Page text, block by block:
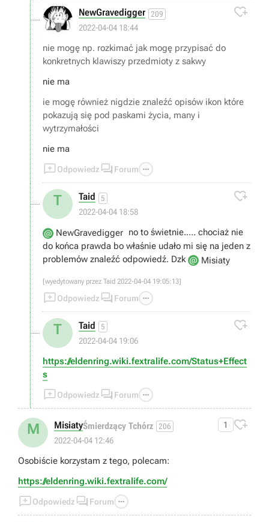
konkretnych klawiszy przedmioty z sakwy... . Nie mogę
również nigdzie znaleźć opisów ikon które pokazują się
pod paskami życia, many i wytrzymałości. Mam tam teraz
jakby ikonę zbroi ze strzałką w górę albo czerwony
kwadracik i nie mam za chol... pojęcia co te ikony
oznaczają i gdzie mogę znaleźć ich listę i opis.
NewGravedigger 209
2022-04-04 18:44

nie mogę np. rozkimać jak mogę przypisać do
konkretnych klawiszy przedmioty z sakwy
nie ma
ie mogę również nigdzie znaleźć opisów ikon które
pokazują się pod paskami życia, many i
wytrzymałości
nie ma
Odpowiedz  Forum 
T Taid 5
2022-04-04 18:58

NewGravedigger no to świetnie..... chociaż nie
do końca prawda bo właśnie udało mi się na jeden z
problemów znaleźć odpowiedź. Dzk
Misiaty
[wyedytowany przez Taid 2022-04-04 19:05:13]
Odpowiedz  Forum 
T Taid 5
2022-04-04 19:06

https://eldenring.wiki.fextralife.com/Status+Effect
s
Odpowiedz  Forum 
M MisiatyŚmierdzący Tchórz 206
2022-04-04 12:46
1 
Osobiście korzystam z tego, polecam:
https://eldenring.wiki.fextralife.com/
Odpowiedz  Forum 